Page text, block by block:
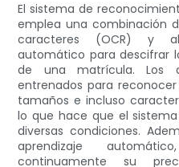
El sistema de
emplea una combinación
caracteres (OCR) y
automático para descifrar
de una matrícula. Los
entrenados para
tamaños e incluso
lo que hace que el
diversas condiciones.
aprendizaje
continuamente su